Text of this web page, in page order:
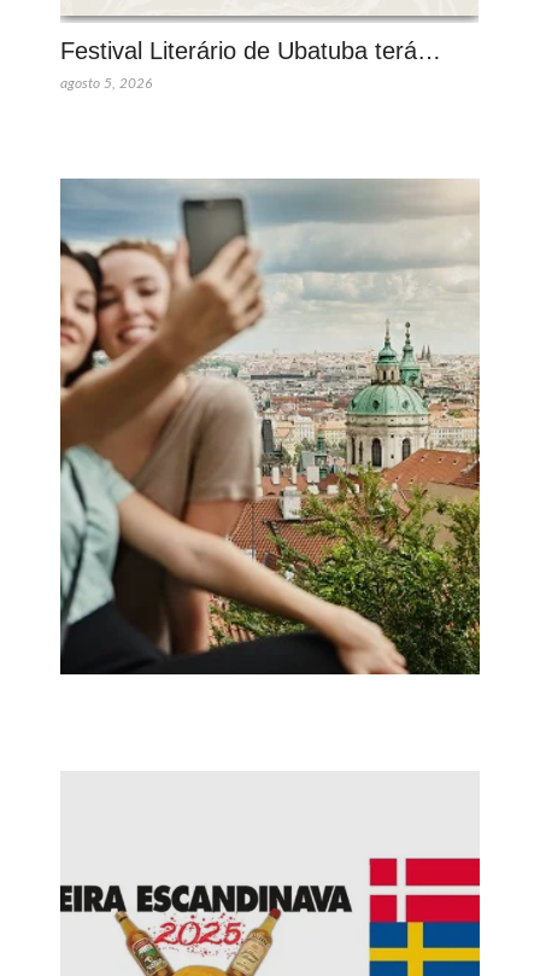
Festival Literário de Ubatuba terá…
agosto 5, 2026